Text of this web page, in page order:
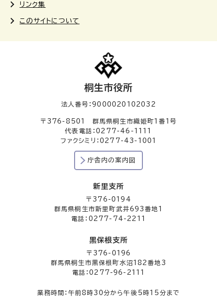
リンク集
このサイトについて
桐生市役所
法人番号：9000020102032
〒376-8501 群馬県桐生市織姫町1番1号
代表電話：0277-46-1111
ファクシミリ：0277-43-1001
庁舎内の案内図
新里支所
〒376-0194
群馬県桐生市新里町武井693番地1
電話：0277-74-2211
黒保根支所
〒376-0196
群馬県桐生市黒保根町水沼182番地3
電話：0277-96-2111
業務時間：午前8時30分から午後5時15分まで